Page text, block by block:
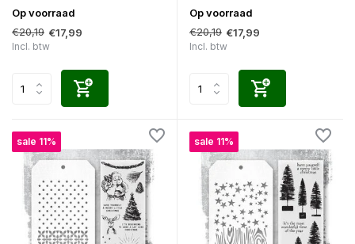
Op voorraad
€20,19 €17,99
Incl. btw
Op voorraad
€20,19 €17,99
Incl. btw
sale 11% sale 11%